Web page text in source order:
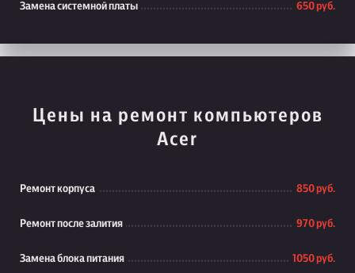
Замена системной платы 650 руб.
Цены на ремонт компьютеров
Acer
Ремонт корпуса 850 руб.
Ремонт после залития 970 руб.
Замена блока питания 1050 руб.